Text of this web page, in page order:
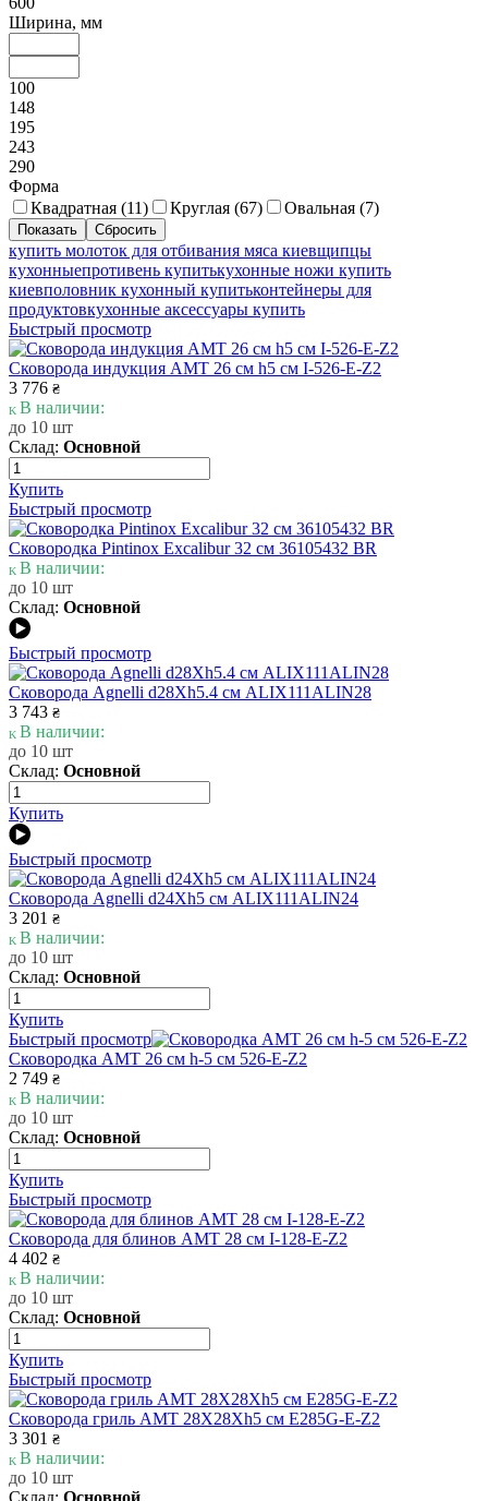
Ширина, мм
100
148
195
243
290
Форма
Квадратная (11) Круглая (67) Овальная (7)
купить молоток для отбивания мяса киевщипцы
кухонныепротивень купитькухонные ножи купить
киевполовник кухонный купитьконтейнеры для
продуктовкухонные аксессуары купить
Быстрый просмотр
Сковорода индукция AMT 26 см h5 см I-526-E-Z2
3 776 ₴
В наличии:
до 10 шт
Склад: Основной
Купить
Быстрый просмотр
Сковородка Pintinox Excalibur 32 см 36105432 BR
В наличии:
до 10 шт
Склад: Основной
Быстрый просмотр
Сковорода Agnelli d28Xh5.4 см ALIX111ALIN28
3 743 ₴
В наличии:
до 10 шт
Склад: Основной
Купить
Быстрый просмотр
Сковорода Agnelli d24Xh5 см ALIX111ALIN24
3 201 ₴
В наличии:
до 10 шт
Склад: Основной
Купить
Быстрый просмотр
Сковородка AMT 26 см h-5 см 526-E-Z2
2 749 ₴
В наличии:
до 10 шт
Склад: Основной
Купить
Быстрый просмотр
Сковорода для блинов AMT 28 см I-128-E-Z2
4 402 ₴
В наличии:
до 10 шт
Склад: Основной
Купить
Быстрый просмотр
Сковорода гриль AMT 28X28Xh5 см E285G-E-Z2
3 301 ₴
В наличии:
до 10 шт